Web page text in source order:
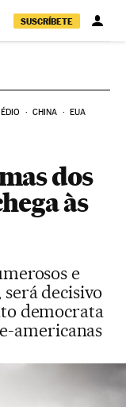
SUSCRÍBETE
CHINA EUA
dos
às
e
decisivo
democrata
americanas